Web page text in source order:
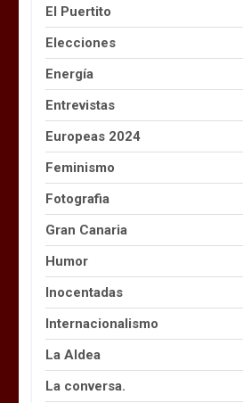
El Puertito
Elecciones
Energía
Entrevistas
Europeas 2024
Feminismo
Fotografia
Gran Canaria
Humor
Inocentadas
Internacionalismo
La Aldea
La conversa.